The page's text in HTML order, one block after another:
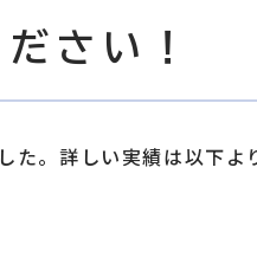
さい！
。詳しい実績は以下よ